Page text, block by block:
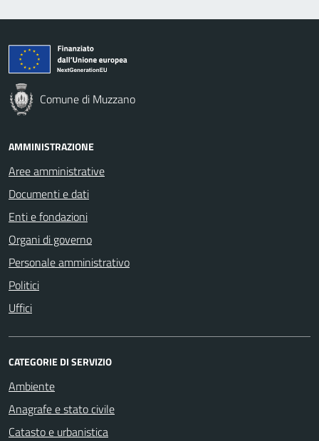
Comune di Muzzano
AMMINISTRAZIONE
Aree amministrative
Documenti e dati
Enti e fondazioni
Organi di governo
Personale amministrativo
Politici
Uffici
CATEGORIE DI SERVIZIO
Ambiente
Anagrafe e stato civile
Catasto e urbanistica